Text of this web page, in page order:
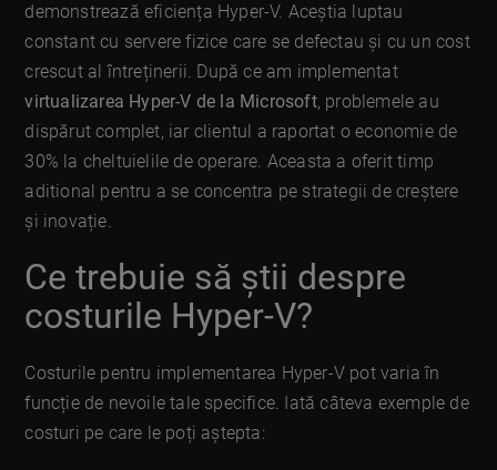
demonstrează eficiența Hyper-V. Aceștia luptau
constant cu servere fizice care se defectau și cu un cost
crescut al întreținerii. După ce am implementat
virtualizarea Hyper-V de la Microsoft, problemele au
dispărut complet, iar clientul a raportat o economie de
30% la cheltuielile de operare. Aceasta a oferit timp
aditional pentru a se concentra pe strategii de creștere
și inovație.
Ce trebuie să știi despre
costurile Hyper-V?
Costurile pentru implementarea Hyper-V pot varia în
funcție de nevoile tale specifice. Iată câteva exemple de
costuri pe care le poți aștepta: